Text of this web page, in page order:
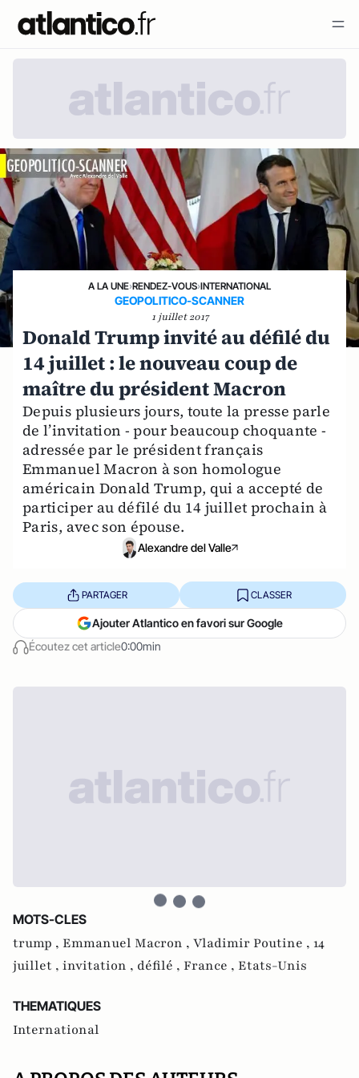
A LA UNE›RENDEZ-VOUS›INTERNATIONAL
GEOPOLITICO-SCANNER
1 juillet 2017
Donald Trump invité au défilé du
14 juillet : le nouveau coup de
maître du président Macron
Depuis plusieurs jours, toute la presse parle
de l’invitation - pour beaucoup choquante -
adressée par le président français
Emmanuel Macron à son homologue
américain Donald Trump, qui a accepté de
participer au défilé du 14 juillet prochain à
Paris, avec son épouse.
Alexandre del Valle
Écoutez cet article0:00min
PARTAGER CLASSER
Ajouter Atlantico en favori sur Google
MOTS-CLES
trump , Emmanuel Macron , Vladimir Poutine , 14
juillet , invitation , défilé , France , Etats-Unis
THEMATIQUES
International